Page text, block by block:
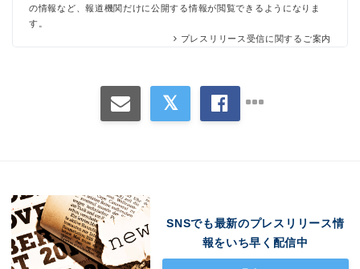
の情報など、報道機関だけに公開する情報が閲覧できるようになりま
す。
プレスリリース受信に関するご案内
SNSでも最新のプレスリリース情
報をいち早く配信中